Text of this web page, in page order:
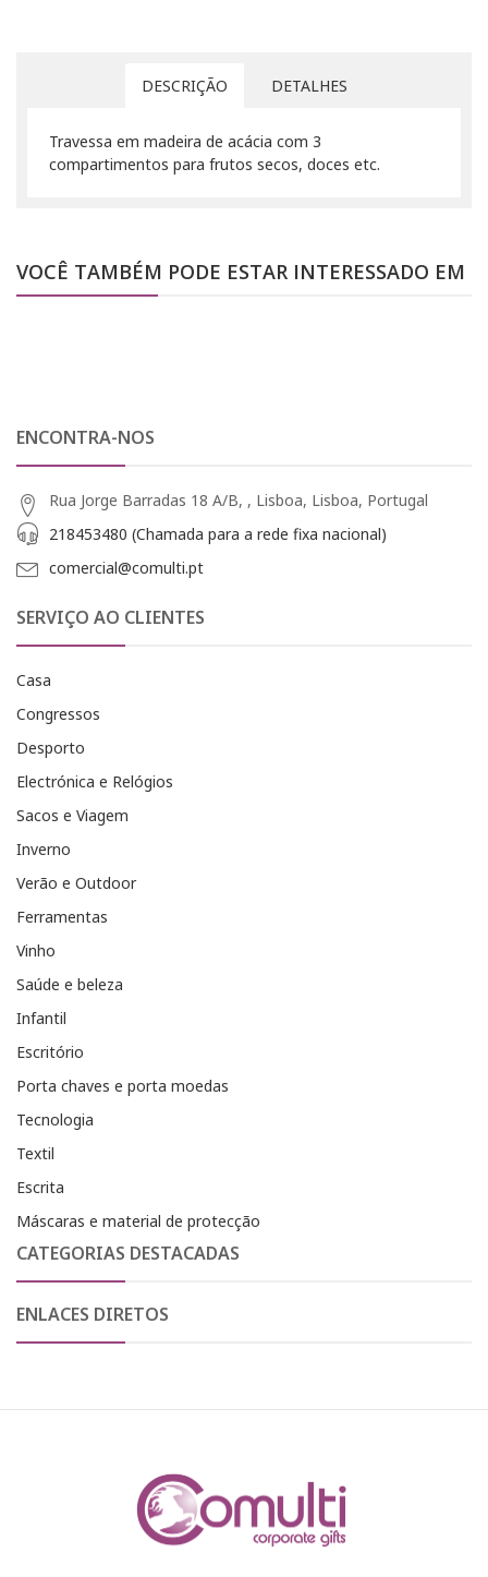
DESCRIÇÃO DETALHES
Travessa em madeira de acácia com 3
compartimentos para frutos secos, doces etc.
VOCÊ TAMBÉM PODE ESTAR INTERESSADO EM
ENCONTRA-NOS
Rua Jorge Barradas 18 A/B, , Lisboa, Lisboa, Portugal
218453480 (Chamada para a rede fixa nacional)
comercial@comulti.pt
SERVIÇO AO CLIENTES
Casa
Congressos
Desporto
Electrónica e Relógios
Sacos e Viagem
Inverno
Verão e Outdoor
Ferramentas
Vinho
Saúde e beleza
Infantil
Escritório
Porta chaves e porta moedas
Tecnologia
Textil
Escrita
Máscaras e material de protecção
CATEGORIAS DESTACADAS
ENLACES DIRETOS